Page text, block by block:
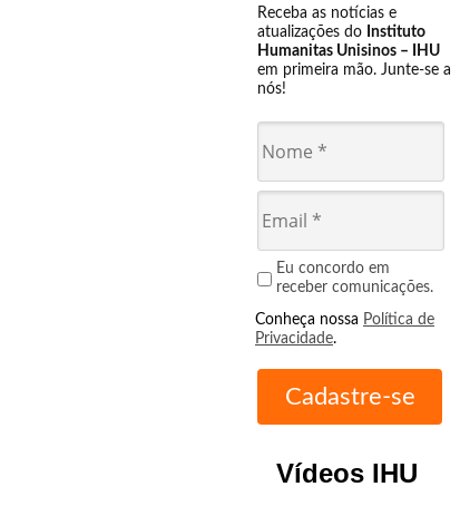
Receba as notícias e
atualizações do Instituto
Humanitas Unisinos – IHU
em primeira mão. Junte-se a
nós!
Eu concordo em
receber comunicações.
Conheça nossa Política de
Privacidade.
Vídeos IHU